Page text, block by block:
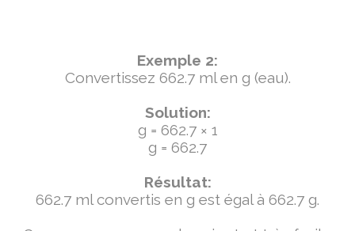
Exemple 2:
Convertissez 662.7 ml en g (eau).
Solution:
g = 662.7 × 1
g = 662.7
Résultat:
662.7 ml convertis en g est égal à 662.7 g.